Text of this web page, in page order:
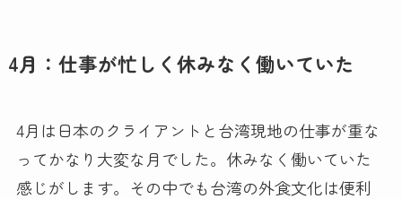
4月：仕事が忙しく休みなく働いていた
4月は日本のクライアントと台湾現地の仕事が重な
ってかなり大変な月でした。休みなく働いていた
感じがします。その中でも台湾の外食文化は便利